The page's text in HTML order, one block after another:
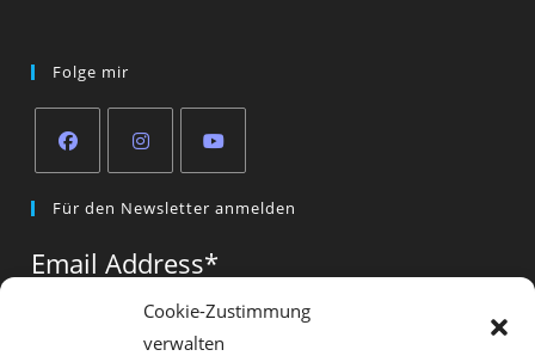
Cookie-Zustimmung
verwalten
Folge mir
in
new
in
new
in
new
tab
Für den Newsletter anmelden
Email Address*